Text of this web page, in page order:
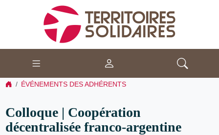
ÉVÉNEMENTS DES ADHÉRENTS
Colloque | Coopération
décentralisée franco-argentine